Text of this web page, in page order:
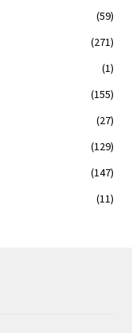
(59)
(271)
(1)
(155)
(27)
(129)
(147)
(11)